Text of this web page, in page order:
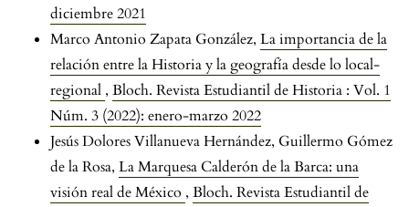
diciembre 2021
Marco Antonio Zapata González, La importancia de la
relación entre la Historia y la geografía desde lo local-
regional , Bloch. Revista Estudiantil de Historia : Vol. 1
Núm. 3 (2022): enero-marzo 2022
Jesús Dolores Villanueva Hernández, Guillermo Gómez
de la Rosa, La Marquesa Calderón de la Barca: una
visión real de México , Bloch. Revista Estudiantil de